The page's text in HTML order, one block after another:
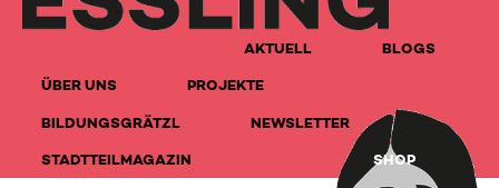
AKTUELL
BLOGS
ÜBER UNS
PROJEKTE
BILDUNGSGRÄTZL
NEWSLETTER
STADTTEILMAGAZIN
SHOP